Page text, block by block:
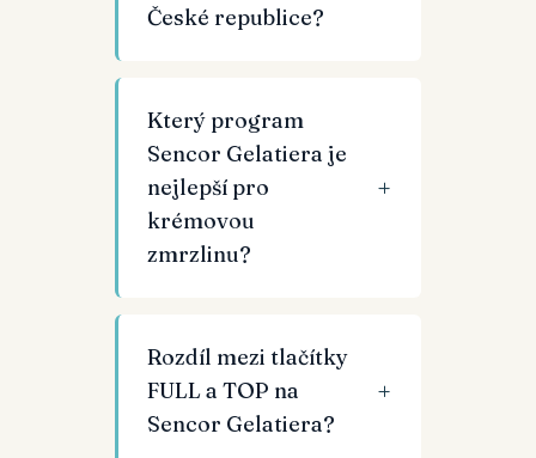
České republice?
Který program
Sencor Gelatiera je
nejlepší pro
krémovou
zmrzlinu?
Rozdíl mezi tlačítky
FULL a TOP na
Sencor Gelatiera?